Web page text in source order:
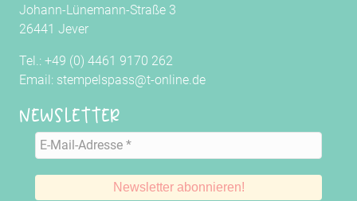
Johann-Lünemann-Straße 3
26441 Jever
Tel.: +49 (0) 4461 9170 262
Email: stempelspass@t-online.de
Newsletter